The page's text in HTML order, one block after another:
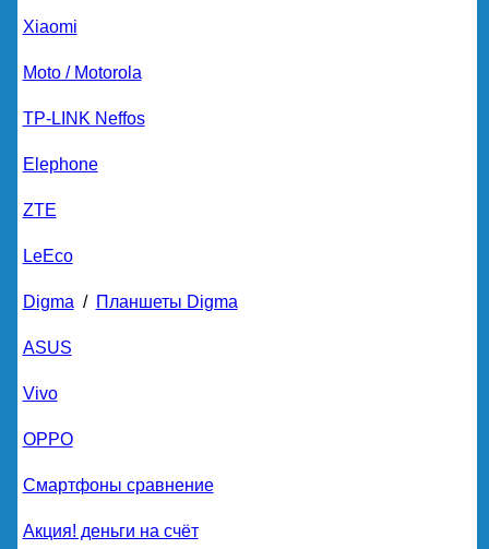
Xiaomi
Moto / Motorola
TP-LINK Neffos
Elephone
ZTE
LeEco
Digma/ Планшеты Digma
ASUS
Vivo
OPPO
Смартфоны сравнение
Акция! деньги на счёт